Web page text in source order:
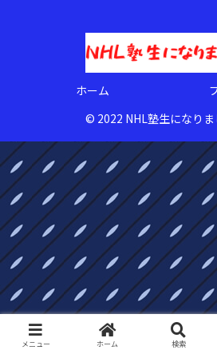
ホーム
© 2022 NHL塾生になりま
メニュー ホーム 検索